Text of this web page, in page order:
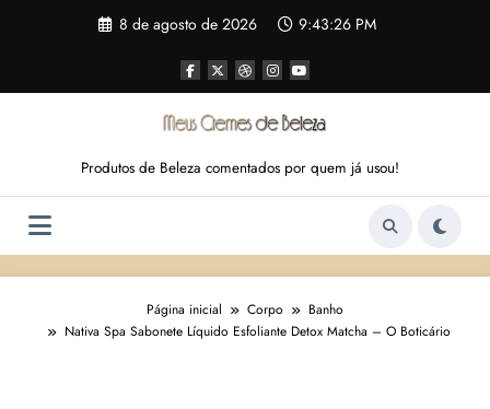
8 de agosto de 2026 9:43:26 PM
Produtos de Beleza comentados por quem já usou!
Página inicial Corpo
Banho
Nativa Spa Sabonete Líquido Esfoliante Detox Matcha – O Boticário